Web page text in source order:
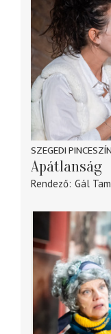
SZEGEDI
Apátlanság
Rendező Gál